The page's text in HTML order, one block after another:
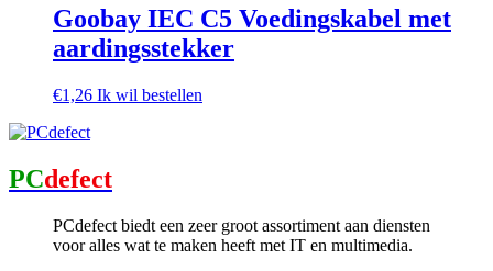
Goobay IEC C5 Voedingskabel met
aardingsstekker
€1,26 Ik wil bestellen
PCdefect
PCdefect biedt een zeer groot assortiment aan diensten
voor alles wat te maken heeft met IT en multimedia.